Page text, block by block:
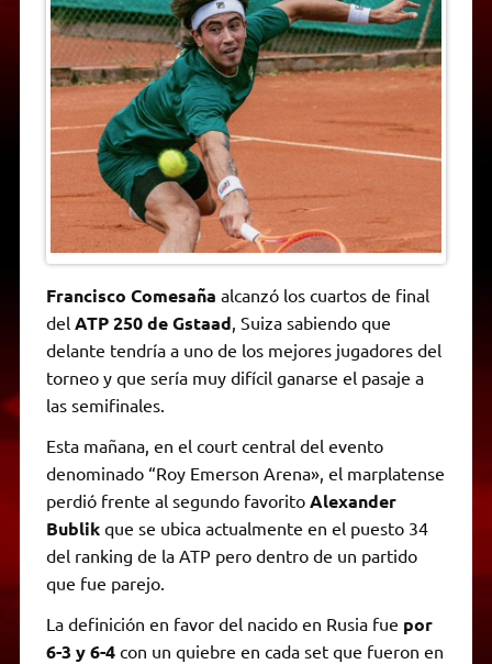
A
p
p
r
a
m
e
r
o
o
k
n
g
e
r
i
n
k
F
r
i
e
n
y
Francisco Comesaña alcanzó los cuartos de final
del ATP 250 de Gstaad , Suiza sabiendo que
delante tendría a uno de los mejores jugadores del
torneo y que sería muy difícil ganarse el pasaje a
las semifinales.
Esta mañana, en el court central del evento
denominado “Roy Emerson Arena», el marplatense
perdió frente al segundo favorito Alexander
Bublik que se ubica actualmente en el puesto 34
del ranking de la ATP pero dentro de un partido
que fue parejo.
La definición en favor del nacido en Rusia fue por
6-3 y 6-4 con un quiebre en cada set que fueron en